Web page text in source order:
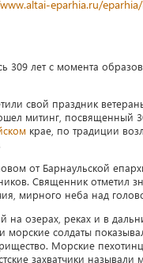
eparhia.ru/
309 лет с момента
свой праздник
митинг, посвященный
крае, по традиции
от Барнаульской
Священник отметил
мирного неба над
на озерах, реках и в
морские солдаты
Морские
захватчики